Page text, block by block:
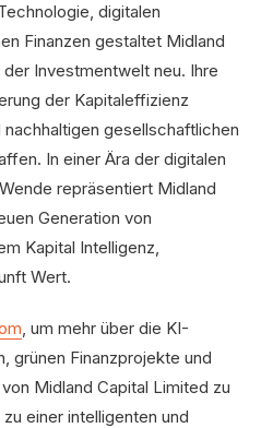
digitalen
Finanzen gestaltet Midland
Investmentwelt neu. Ihre
der Kapitaleffizienz
gesellschaftlichen
In einer Ära der digitalen
repräsentiert Midland
Generation von
Kapital Intelligenz,
Wert.
, um mehr über die KI-
grünen Finanzprojekte und
Midland Capital Limited zu
einer intelligenten und